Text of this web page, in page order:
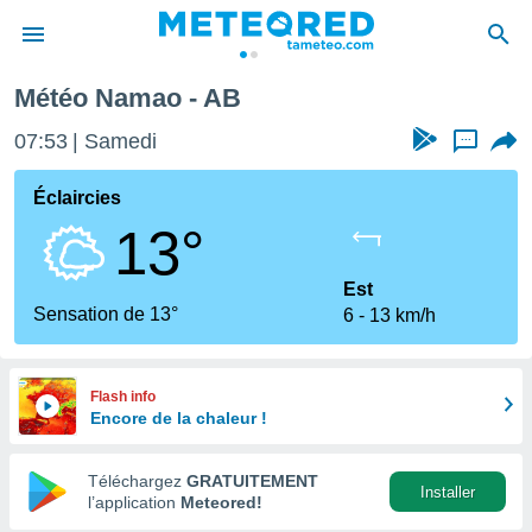
de
en
Météo Namao - AB
07:53 Samedi ...
Éclaircies
13°
Sensation de 13°
Est
6
13 km/h
Flash info
Encore de la chaleur !
Téléchargez GRATUITEMENT
l’application Meteored!
Installer